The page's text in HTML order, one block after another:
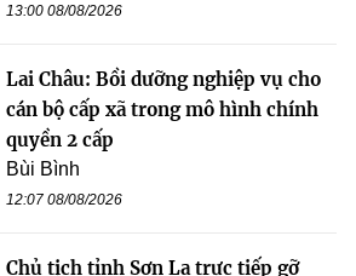
13:00 08/08/2026
Lai Châu: Bồi dưỡng nghiệp vụ cho
cán bộ cấp xã trong mô hình chính
quyền 2 cấp
Bùi Bình
12:07 08/08/2026
Chủ tịch tỉnh Sơn La trực tiếp gỡ